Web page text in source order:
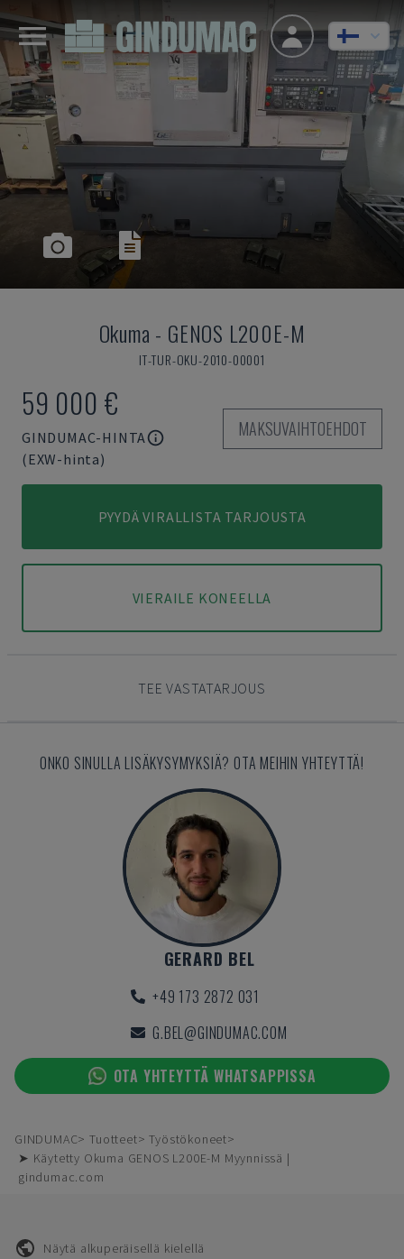
Okuma - GENOS L200E-M
IT-TUR-OKU-2010-00001
59 000 €
GINDUMAC-HINTA
(EXW-hinta)
MAKSUVAIHTOEHDOT
PYYDÄ VIRALLISTA TARJOUSTA
VIERAILE KONEELLA
TEE VASTATARJOUS
ONKO SINULLA LISÄKYSYMYKSIÄ? OTA MEIHIN YHTEYTTÄ!
GERARD BEL
+49 173 2872 031
G.BEL@GINDUMAC.COM
OTA YHTEYTTÄ WHATSAPPISSA
GINDUMAC Tuotteet
Työstökoneet
➤ Käytetty Okuma GENOS L200E-M Myynnissä |
gindumac.com
Näytä alkuperäisellä kielellä